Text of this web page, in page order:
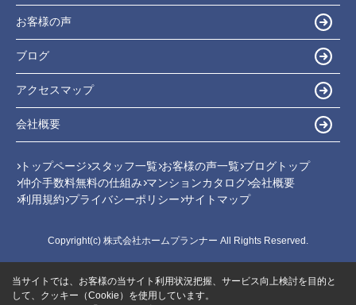
お客様の声
ブログ
アクセスマップ
会社概要
トップページ スタッフ一覧 お客様の声一覧 ブログトップ
仲介手数料無料の仕組み マンションカタログ 会社概要
利用規約 プライバシーポリシー サイトマップ
Copyright(c) 株式会社ホームプランナー All Rights Reserved.
当サイトでは、お客様の当サイト利用状況把握、サービス向上検討を目的と
して、クッキー（Cookie）を使用しています。